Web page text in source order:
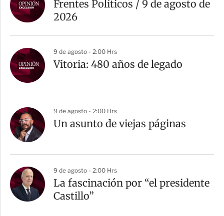
Frentes Políticos / 9 de agosto de
2026
9 de agosto - 2:00 Hrs
Vitoria: 480 años de legado
9 de agosto - 2:00 Hrs
Un asunto de viejas páginas
9 de agosto - 2:00 Hrs
La fascinación por “el presidente
Castillo”